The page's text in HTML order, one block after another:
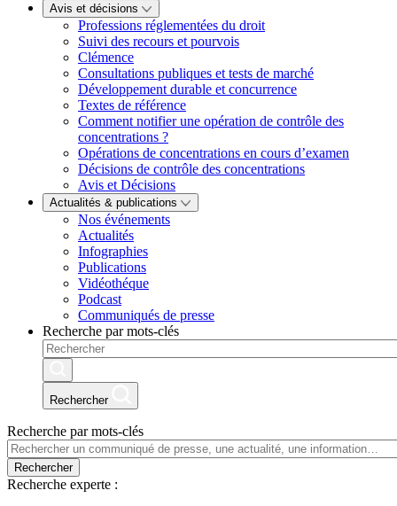
Avis et décisions
Professions réglementées du droit
Suivi des recours et pourvois
Clémence
Consultations publiques et tests de marché
Développement durable et concurrence
Textes de référence
Comment notifier une opération de contrôle des
concentrations ?
Opérations de concentrations en cours d’examen
Décisions de contrôle des concentrations
Avis et Décisions
Actualités & publications
Nos événements
Actualités
Infographies
Publications
Vidéothéque
Podcast
Communiqués de presse
Recherche par mots-clés
Rechercher
Recherche par mots-clés
Rechercher
Recherche experte :